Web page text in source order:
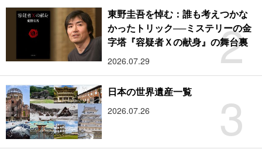
2
東野圭吾を悼む：誰も考えつかな
かったトリック──ミステリーの金
字塔『容疑者Ｘの献身』の舞台裏
2026.07.29
3
日本の世界遺産一覧
2026.07.26